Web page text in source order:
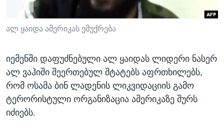
ᲡᲢᲣᲓᲘᲐ ᲕᲐᲨᲘᲜᲒᲢᲝᲜᲘ
ᲔᲙᲝᲜᲝᲛᲘᲙᲐ
ᲯᲐᲜᲛᲠᲗᲔᲚᲝᲑᲐ
ᲘᲜᲢᲔᲠᲕᲘᲣ
ᲙᲣᲚᲢᲣᲠᲐ
ᲒᲐᲚᲘᲚᲔᲝ
ᲓᲔᲖᲘᲜᲤᲝᲠᲛᲐᲪᲘᲐ
Learning English
ენები
ალ ყაიდა ამერიკას ემუქრება
იემენში დაფუძნებული ალ ყაიდას ლიდერი ნასერ
ალ ვაჰიში შეერთებულ შტატებს აფრთხილებს,
რომ ოსამა ბინ ლადენის ლიკვიდაციის გამო
ტერორისტული ორგანიზაცია ამერიკაზე შურს
იძიებს.